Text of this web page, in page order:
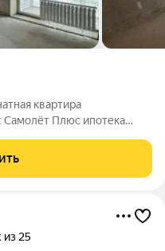
квартира
Самолёт Плюс ипотекa
- 49,6 кв м Комната - 20,3
из 25